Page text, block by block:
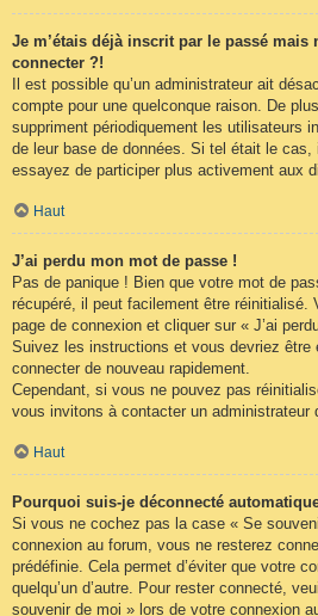
Je m’étais déjà inscrit par le passé mais
connecter ?!
Il est possible qu’un administrateur ait
compte pour une quelconque raison. De
suppriment périodiquement les utilisateurs
de leur base de données. Si tel était le
essayez de participer plus activement aux
Haut
J’ai perdu mon mot de passe !
Pas de panique ! Bien que votre mot de
récupéré, il peut facilement être réinitialisé.
page de connexion et cliquer sur « J’ai
Suivez les instructions et vous devriez être
connecter de nouveau rapidement.
Cependant, si vous ne pouvez pas
vous invitons à contacter un administrateur
Haut
Pourquoi suis-je déconnecté
Si vous ne cochez pas la case « Se
connexion au forum, vous ne resterez
prédéfinie. Cela permet d’éviter que votre
quelqu’un d’autre. Pour rester connecté,
souvenir de moi » lors de votre connexion